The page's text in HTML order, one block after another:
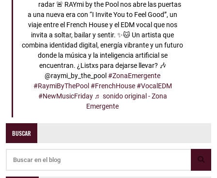
radar 🚨 RAYmi by the Pool nos abre las puertas
a una nueva era con “I Invite You to Feel Good”, un
viaje entre el French House y el EDM vocal que nos
invita a soltar, bailar y sentir. ✨🐱 Un artista que
combina identidad digital, energía vibrante y un futuro
donde la música y la inteligencia artificial se
encuentran. ¿Listxs para dejarse llevar? 🎶
@raymi_by_the_pool#ZonaEmergente
#RaymiByThePool #FrenchHouse #VocalEDM
#NewMusicFriday ♬ sonido original - Zona
Emergente
BUSCAR